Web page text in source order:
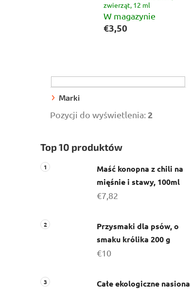
zwierząt, 12 ml
W magazynie
€3,50
c
z
n
Marki
Pozycji do wyświetlenia: 2
Top 10 produktów
Maść konopna z chili na
mięśnie i stawy, 100ml
€7,82
Przysmaki dla psów, o
smaku królika 200 g
€10
Całe ekologiczne nasiona